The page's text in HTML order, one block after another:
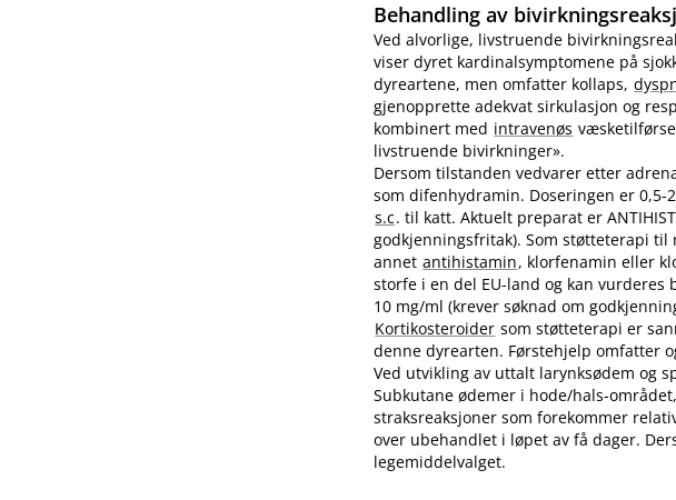
Behandling av
Ved alvorlige, livstruende
viser dyret kardinalsymptomene på
dyreartene, men omfatter kollaps,
gjenopprette adekvat sirkulasjon og
kombinert med intravenøs
livstruende bivirkninger».
Dersom tilstanden vedvarer etter
som difenhydramin. Doseringen er 0,5-
s.c. til katt. Aktuelt preparat er
godkjenningsfritak). Som støtteterapi
annet antihistamin, klorfenamin eller
storfe i en del EU-land og kan
10 mg/ml (krever søknad om
Kortikosteroider som støtteterapi er
denne dyrearten. Førstehjelp omfatter
Ved utvikling av uttalt larynksødem og
Subkutane ødemer i hode​/​hals-
straksreaksjoner som forekommer
over ubehandlet i løpet av få dager.
legemiddelvalget.